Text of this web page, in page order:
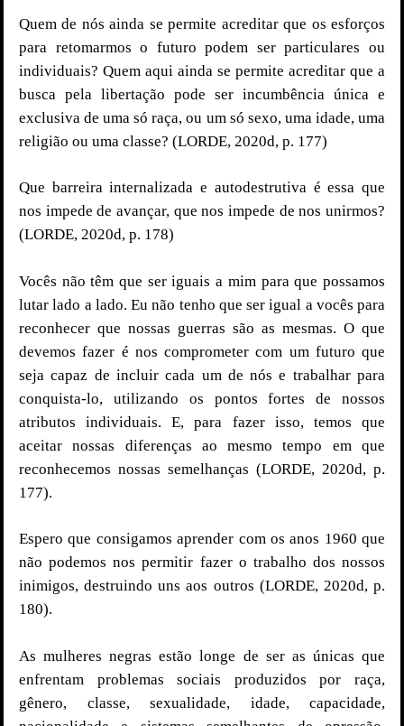
Quem de nós ainda se permite acreditar que os esforços
para retomarmos o futuro podem ser particulares ou
individuais? Quem aqui ainda se permite acreditar que a
busca pela libertação pode ser incumbência única e
exclusiva de uma só raça, ou um só sexo, uma idade, uma
religião ou uma classe? (LORDE, 2020d, p. 177)
Que barreira internalizada e autodestrutiva é essa que
nos impede de avançar, que nos impede de nos unirmos?
(LORDE, 2020d, p. 178)
Vocês não têm que ser iguais a mim para que possamos
lutar lado a lado. Eu não tenho que ser igual a vocês para
reconhecer que nossas guerras são as mesmas. O que
devemos fazer é nos comprometer com um futuro que
seja capaz de incluir cada um de nós e trabalhar para
conquista-lo, utilizando os pontos fortes de nossos
atributos individuais. E, para fazer isso, temos que
aceitar nossas diferenças ao mesmo tempo em que
reconhecemos nossas semelhanças (LORDE, 2020d, p.
177).
Espero que consigamos aprender com os anos 1960 que
não podemos nos permitir fazer o trabalho dos nossos
inimigos, destruindo uns aos outros (LORDE, 2020d, p.
180).
As mulheres negras estão longe de ser as únicas que
enfrentam problemas sociais produzidos por raça,
gênero, classe, sexualidade, idade, capacidade,